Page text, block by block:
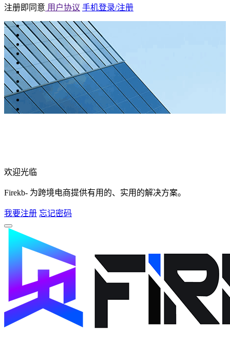
注册即同意 用户协议 手机登录/注册
欢迎光临
Firekb- 为跨境电商提供有用的、实用的解决方案。
我要注册 忘记密码